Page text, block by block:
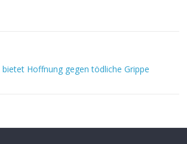
Hoffnung gegen tödliche Grippe